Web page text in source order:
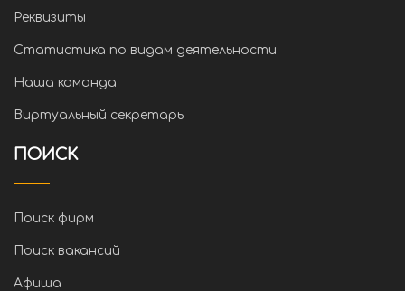
Реквизиты
Статистика по видам деятельности
Наша команда
Виртуальный секретарь
ПОИСК
Поиск фирм
Поиск вакансий
Афиша